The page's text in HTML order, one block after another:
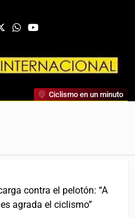
Entrevistas, Análisis,
Ciclista De Referencia.
Ciclismo en un minuto
contra el pelotón: “A
agrada el ciclismo”